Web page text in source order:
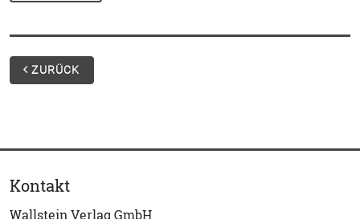
ZURÜCK
Kontakt
Wallstein Verlag GmbH